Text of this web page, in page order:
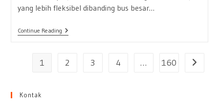
yang lebih fleksibel dibanding bus besar…
Continue ReadingSewa
Dengan
1 2 3 4 … 160 Go to
Kontak